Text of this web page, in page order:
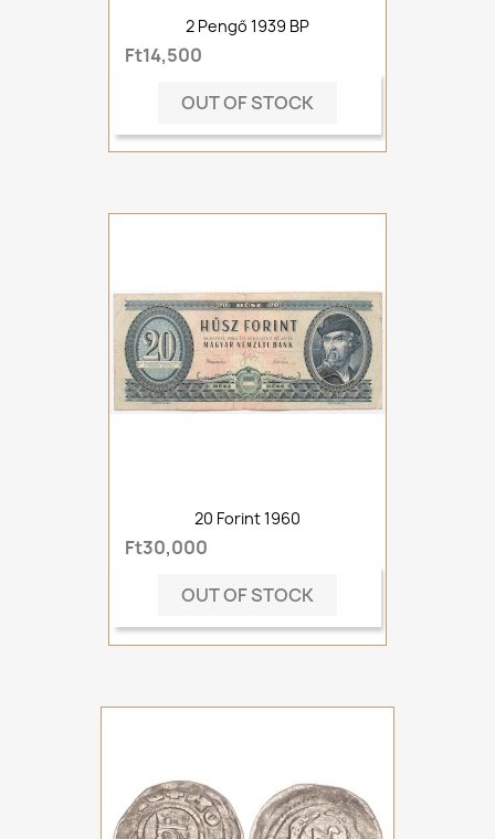
2 Pengő 1939 BP
Ft14,500
OUT OF STOCK
20 Forint 1960
Ft30,000
OUT OF STOCK